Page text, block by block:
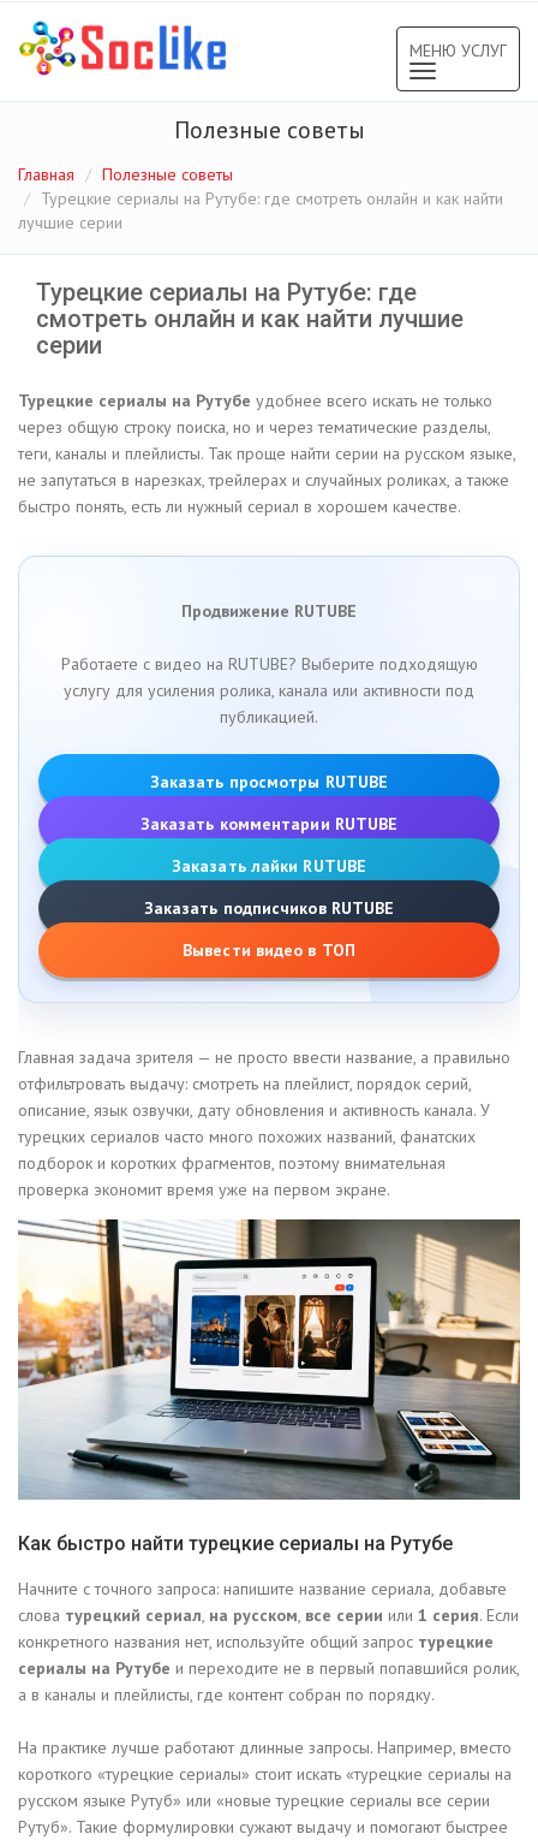
МЕНЮ УСЛУГ
navigation
Полезные советы
Главная
Полезные советы
Турецкие сериалы на Рутубе: где смотреть онлайн и как найти
лучшие серии
Турецкие сериалы на Рутубе: где
смотреть онлайн и как найти лучшие
серии
Турецкие сериалы на Рутубе удобнее всего искать не только
через общую строку поиска, но и через тематические разделы,
теги, каналы и плейлисты. Так проще найти серии на русском языке,
не запутаться в нарезках, трейлерах и случайных роликах, а также
быстро понять, есть ли нужный сериал в хорошем качестве.
Продвижение RUTUBE
Работаете с видео на RUTUBE? Выберите подходящую
услугу для усиления ролика, канала или активности под
публикацией.
Заказать просмотры RUTUBE
Заказать комментарии RUTUBE
Заказать лайки RUTUBE
Заказать подписчиков RUTUBE
Вывести видео в ТОП
Главная задача зрителя — не просто ввести название, а правильно
отфильтровать выдачу: смотреть на плейлист, порядок серий,
описание, язык озвучки, дату обновления и активность канала. У
турецких сериалов часто много похожих названий, фанатских
подборок и коротких фрагментов, поэтому внимательная
проверка экономит время уже на первом экране.
Как быстро найти турецкие сериалы на Рутубе
Начните с точного запроса: напишите название сериала, добавьте
слова турецкий сериал, на русском, все серии или 1 серия. Если
конкретного названия нет, используйте общий запрос турецкие
сериалы на Рутубе и переходите не в первый попавшийся ролик,
а в каналы и плейлисты, где контент собран по порядку.
На практике лучше работают длинные запросы. Например, вместо
короткого «турецкие сериалы» стоит искать «турецкие сериалы на
русском языке Рутуб» или «новые турецкие сериалы все серии
Рутуб». Такие формулировки сужают выдачу и помогают быстрее